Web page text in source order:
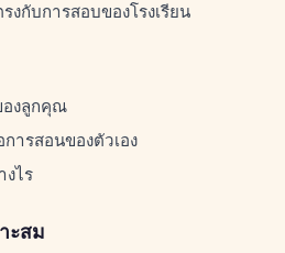
กับการสอบของโรงเรียน
องลูกคุณ
ารสอนของตัวเอง
งไร
ะสม